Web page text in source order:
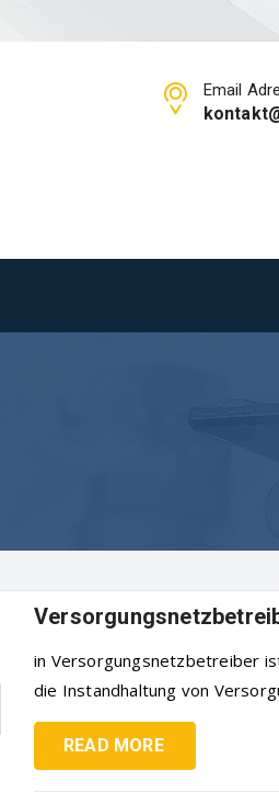
Email
in Versorgungsnetzbetreiber
die Instandhaltung von
READ MORE